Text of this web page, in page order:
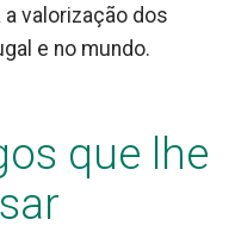
valorização dos
e no mundo.
que lhe